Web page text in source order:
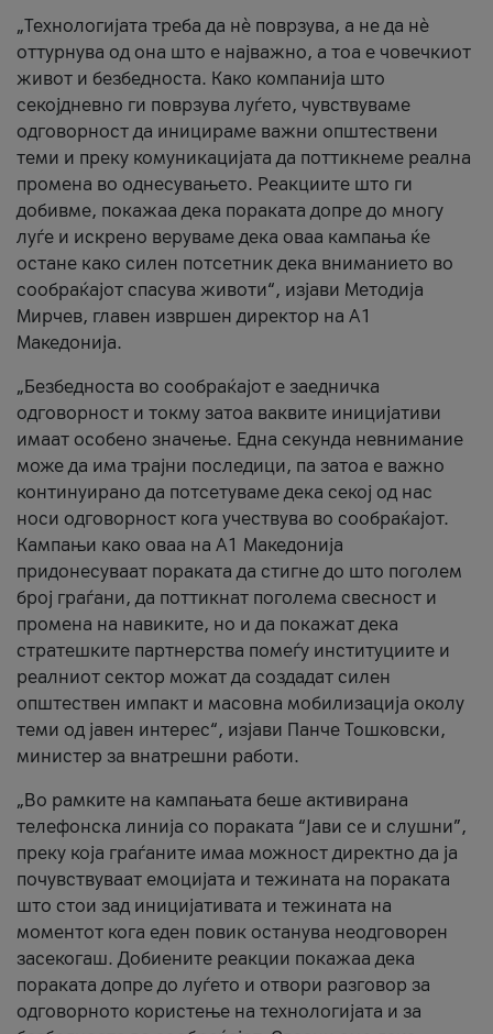
„Технологијата треба да нè поврзува, а не да нè
оттурнува од она што е најважно, а тоа е човечкиот
живот и безбедноста. Како компанија што
секојдневно ги поврзува луѓето, чувствуваме
одговорност да иницираме важни општествени
теми и преку комуникацијата да поттикнеме реална
промена во однесувањето. Реакциите што ги
добивме, покажаа дека пораката допре до многу
луѓе и искрено веруваме дека оваа кампања ќе
остане како силен потсетник дека вниманието во
сообраќајот спасува животи“, изјави Методија
Мирчев, главен извршен директор на А1
Македонија.
„Безбедноста во сообраќајот е заедничка
одговорност и токму затоа ваквите иницијативи
имаат особено значење. Една секунда невнимание
може да има трајни последици, па затоа е важно
континуирано да потсетуваме дека секој од нас
носи одговорност кога учествува во сообраќајот.
Кампањи како оваа на A1 Македонија
придонесуваат пораката да стигне до што поголем
број граѓани, да поттикнат поголема свесност и
промена на навиките, но и да покажат дека
стратешките партнерства помеѓу институциите и
реалниот сектор можат да создадат силен
општествен импакт и масовна мобилизација околу
теми од јавен интерес“, изјави Панче Тошковски,
министер за внатрешни работи.
„Во рамките на кампањата беше активирана
телефонска линија со пораката “Јави се и слушни”,
преку која граѓаните имаа можност директно да ја
почувствуваат емоцијата и тежината на пораката
што стои зад иницијативата и тежината на
моментот кога еден повик останува неодговорен
засекогаш. Добиените реакции покажаа дека
пораката допре до луѓето и отвори разговор за
одговорното користење на технологијата и за